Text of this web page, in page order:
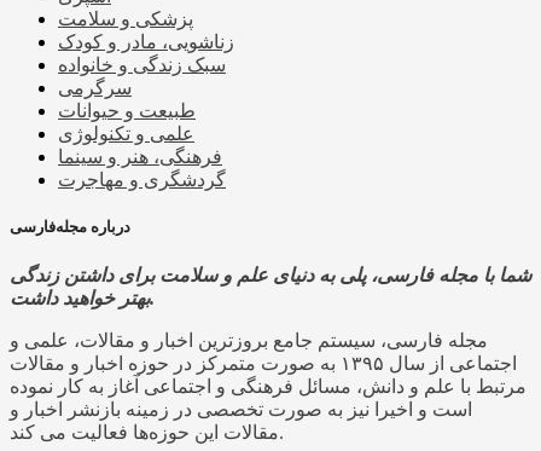
پزشکی و سلامت
زناشویی، مادر و کودک
سبک زندگی و خانواده
سرگرمی
طبیعت و حیوانات
علمی و تکنولوژی
فرهنگی، هنر و سینما
گردشگری و مهاجرت
درباره مجله‌فارسی
شما با مجله فارسی، پلی به دنیای علم و سلامت برای داشتن زندگی
بهتر خواهید داشت.
مجله فارسی، سیستم جامع بروزترین اخبار و مقالات، علمی و
اجتماعی از سال ۱۳۹۵ به صورت متمرکز در حوزه اخبار و مقالات
مرتبط با علم و دانش، مسائل فرهنگی و اجتماعی آغاز به کار نموده
است و اخیرا نیز به صورت تخصصی در زمینه بازنشر اخبار و
مقالات این حوزه‌ها فعالیت می کند.